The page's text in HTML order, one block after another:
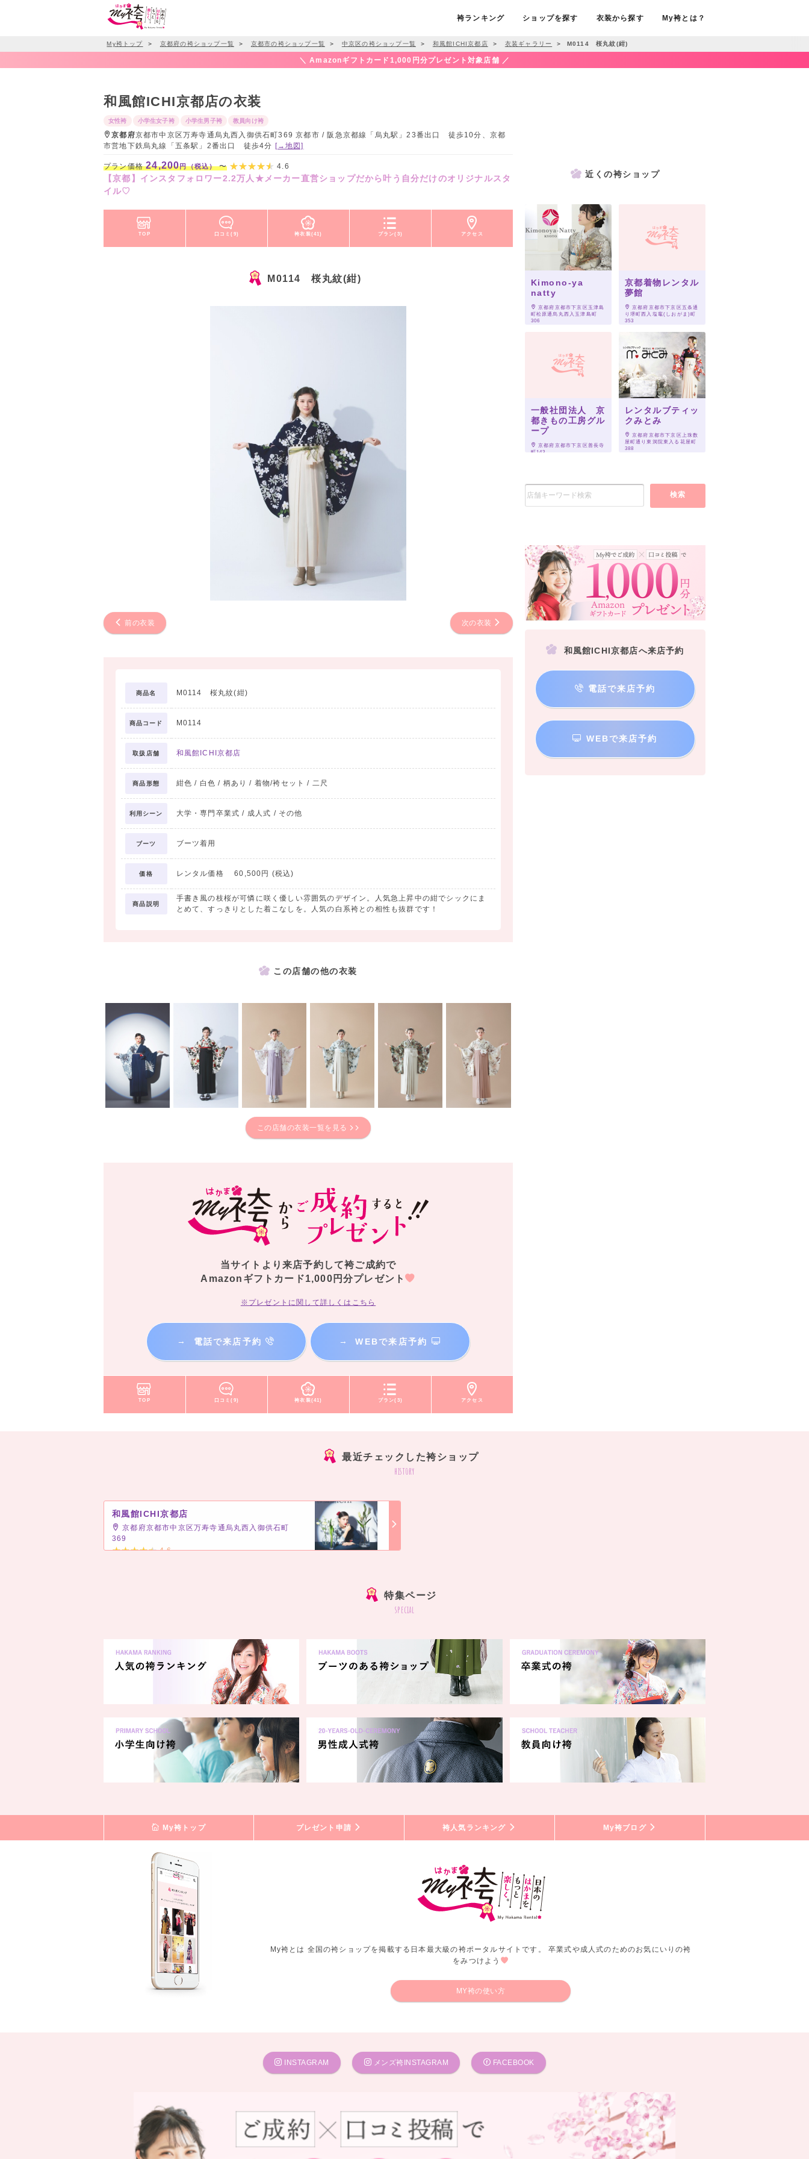
袴ランキング ショップを探す 衣装から探す My袴とは？
My袴トップ ＞ 京都府の袴ショップ一覧 ＞ 京都市の袴ショップ一覧 ＞ 中京区の袴ショップ一覧 ＞ 和風館ICHI京都店 ＞ 衣装ギャラリー ＞ M0114 桜丸紋(紺)
＼ Amazonギフトカード1,000円分プレゼント対象店舗 ／
和風館ICHI京都店の衣装
女性袴 小学生女子袴 小学生男子袴 教員向け袴
京都府京都市中京区万寿寺通烏丸西入御供石町369 京都市 / 阪急京都線「烏丸駅」23番出口 徒歩10分、京都
市営地下鉄烏丸線「五条駅」2番出口 徒歩4分 [→地図]
プラン価格24,200円（税込）〜 4.6
【京都】インスタフォロワー2.2万人★メーカー直営ショップだから叶う自分だけのオリジナルスタ
イル♡
TOP 口コミ(9) 袴衣装(41) プラン(3) アクセス
M0114 桜丸紋(紺)
前の衣装 次の衣装
商品名 M0114 桜丸紋(紺)
商品コード M0114
取扱店舗 和風館ICHI京都店
商品形態 紺色 / 白色 / 柄あり / 着物/袴セット / 二尺
利用シーン 大学・専門卒業式 / 成人式 / その他
ブーツ ブーツ着用
価格 レンタル価格 60,500円 (税込)
商品説明
手書き風の枝桜が可憐に咲く優しい雰囲気のデザイン。人気急上昇中の紺でシックにま
とめて、すっきりとした着こなしを。人気の白系袴との相性も抜群です！
この店舗の他の衣装
この店舗の衣装一覧を見る
当サイトより来店予約して袴ご成約で
Amazonギフトカード1,000円分プレゼント
※プレゼントに関して詳しくはこちら
→ 電話で来店予約 → WEBで来店予約
TOP 口コミ(9) 袴衣装(41) プラン(3) アクセス
近くの袴ショップ
Kimono-ya
natty
京都府京都市下京区玉津島
町松原通烏丸西入玉津島町
306
京都着物レンタル
夢館
京都府京都市下京区五条通
り堺町西入塩竈(しおがま)町
353
一般社団法人 京
都きもの工房グル
ープ
京都府京都市下京区善長寺
町143
レンタルブティッ
クみとみ
京都府京都市下京区上珠数
屋町通り東洞院東入る花屋町
388
検索
和風館ICHI京都店へ来店予約
電話で来店予約
WEBで来店予約
最近チェックした袴ショップ
history
和風館ICHI京都店
京都府京都市中京区万寿寺通烏丸西入御供石町
369
4.6
特集ページ
special
My袴トップ プレゼント申請 袴人気ランキング My袴ブログ
My袴とは 全国の袴ショップを掲載する日本最大級の袴ポータルサイトです。 卒業式や成人式のためのお気にいりの袴
をみつけよう
MY袴の使い方
INSTAGRAM メンズ袴INSTAGRAM FACEBOOK